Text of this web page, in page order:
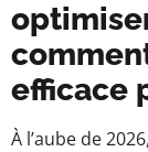
efficace
À l’aube de